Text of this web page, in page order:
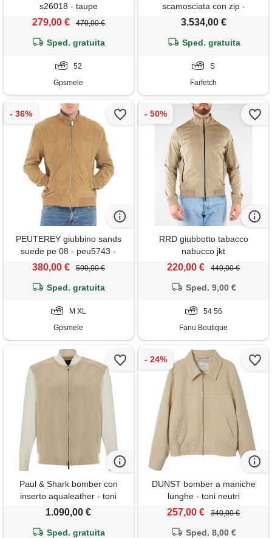
s26018 - taupe
279,00 € 470,00 €
Sped. gratuita
52
Gpsmele
scamosciata con zip -
marrone
3.534,00 €
Sped. gratuita
S
Farfetch
PEUTEREY giubbino sands
suede pe 08 - peu5743 -
biscotto
380,00 € 590,00 €
Sped. gratuita
M XL
Gpsmele
RRD giubbotto tabacco
nabucco jkt
220,00 € 440,00 €
Sped. 9,00 €
54 56
Fanu Boutique
Paul & Shark bomber con
inserto aqualeather - toni
neutri
1.090,00 €
Sped. gratuita
DUNST bomber a maniche
lunghe - toni neutri
257,00 € 340,00 €
Sped. 8,00 €